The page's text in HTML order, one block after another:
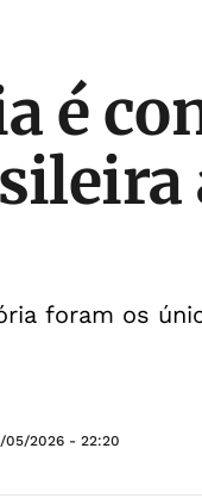
é
foram os
05/2026 - 22:20